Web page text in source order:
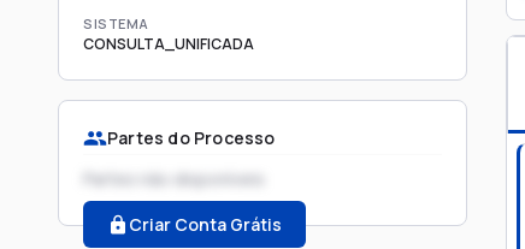
SISTEMA
CONSULTA_UNIFICADA
Partes do Processo
Partes não disponíveis
Criar Conta Grátis